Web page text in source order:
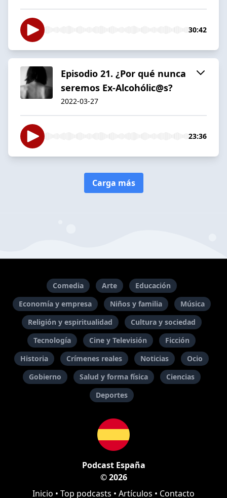
30:42
Episodio 21. ¿Por qué nunca
seremos Ex-Alcohólic@s?
2022-03-27
23:36
Carga más
Comedia Arte
Educación
Economía y empresa
Niños y familia
Música
Religión y espiritualidad
Cultura y sociedad
Tecnología
Cine y Televisión
Ficción
Historia
Crímenes reales Noticias
Ocio
Gobierno
Salud y forma física
Ciencias
Deportes
Podcast España
© 2026
Inicio • Top podcasts • Artículos • Contacto